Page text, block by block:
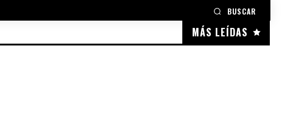
BUSCAR
MÁS LEÍDAS